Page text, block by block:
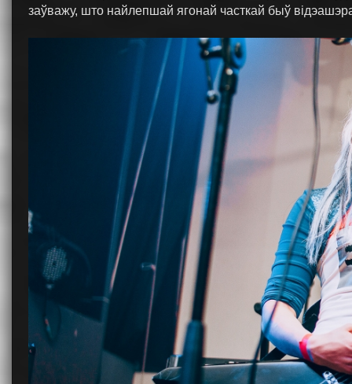
заўважу, што найлепшай ягонай часткай быў